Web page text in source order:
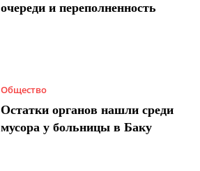
очереди и переполненность
Общество
Остатки органов нашли среди
мусора у больницы в Баку